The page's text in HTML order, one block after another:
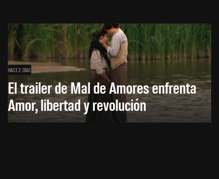
HACE 2 DÍAS
El trailer de Mal de Amores enfrenta
Amor, libertad y revolución